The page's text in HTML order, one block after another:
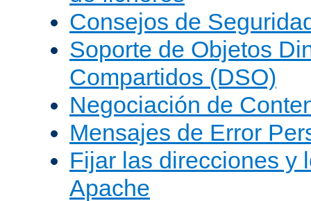
Consejos de
Soporte de Objetos
Compartidos (DSO)
Negociación de
Mensajes de Error
Fijar las direcciones y
Apache